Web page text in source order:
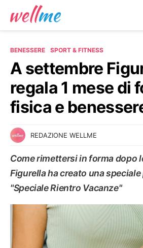
BENESSERE SPORT & FITNESS
A settembre
regala 1 mese di
fisica e
REDAZIONE WELLME
Come rimettersi in forma dopo
Figurella ha creato una
"Speciale Rientro Vacanze"
SPORT & FITNESS